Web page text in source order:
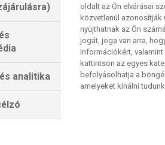
analitika
oldalt az Ön elvárásai
közvetlenül azonosítják
nyújthatnak az Ön
jogát, joga van arra,
információkért,
kattintson az egyes
befolyásolhatja a
amelyeket kínálni tudunk.